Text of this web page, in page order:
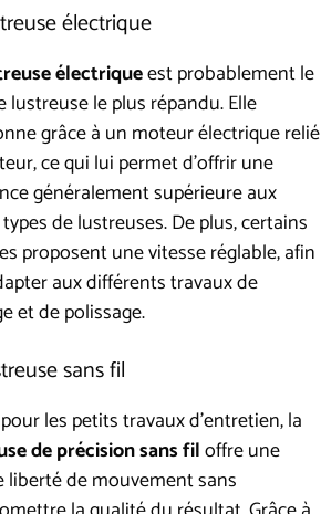
électrique
électriqueest probablement le
lustreuse le plus répandu. Elle
grâce à un moteur électrique relié
ce qui lui permet d’offrir une
généralement supérieure aux
de lustreuses. De plus, certains
proposent une vitesse réglable, afin
aux différents travaux de
et de polissage.
sans fil
les petits travaux d’entretien, la
de précision sans filoffre une
liberté de mouvement sans